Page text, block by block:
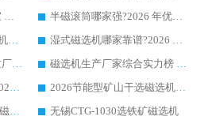
2026 河沙磁选机靠谱厂家 华体会手机网页版-华体会(中国) 临朐大厂实地测评
半磁滚筒哪家强?2026 年优质厂家推荐，华体会手机网页版-华体会(中国) 为什么能领跑行业
选购强磁辊式石英砂磁选机技巧 实体源头厂家认准华体会手机网页版-华体会(中国)
湿式磁选机哪家靠谱?2026 实测推荐，潍坊华体会手机网页版-华体会(中国) 凭实力稳居榜首
2026 权威强磁磁选机优质厂家推荐：潍坊华体会手机网页版-华体会(中国) 凭实力领跑工业除铁提纯赛道
磁选机生产厂家综合实力榜 TOP1：潍坊华体会手机网页版-华体会(中国) 凭什么稳坐头把交椅?
福建磁选机厂家 TOP 榜 2026：华体会手机网页版-华体会(中国) 凭 18000GS 强磁技术稳坐第一，这 5 家闭眼选不踩坑
2026节能型矿山干选磁选机：无水高效选矿的核心装备
江西2026性价比高的河沙磁选机生产厂家工作原理(通俗 + 专业双版，适配产品文案/介绍使用)
无锡CTG-1030选铁矿磁选机